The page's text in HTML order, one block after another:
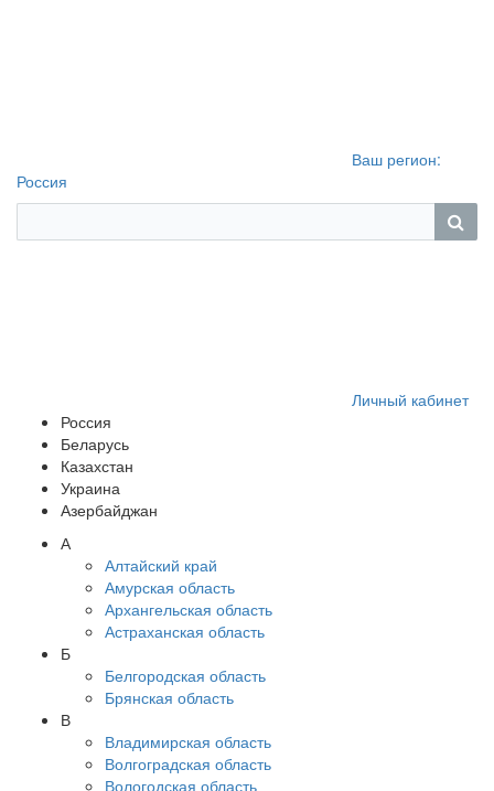
Ваш регион:
Россия
Личный кабинет
Россия
Беларусь
Казахстан
Украина
Азербайджан
А
Алтайский край
Амурская область
Архангельская область
Астраханская область
Б
Белгородская область
Брянская область
В
Владимирская область
Волгоградская область
Вологодская область